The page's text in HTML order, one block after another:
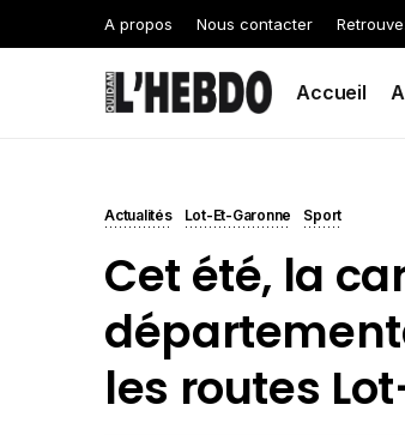
A propos Nous contacter
Accueil
Actualités Lot-Et-Garonne Sport
Cet été, la
les routes